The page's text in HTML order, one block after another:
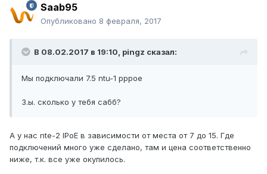
Saab95
Опубликовано 8 февраля, 2017
В 08.02.2017 в 19:10, pingz сказал:
Мы подключали 7.5 ntu-1 pppoe
З.ы. сколько у тебя сабб?
А у нас nte-2 IPoE в зависимости от места от 7 до 15. Где
подключений много уже сделано, там и цена соответственно
ниже, т.к. все уже окупилось.